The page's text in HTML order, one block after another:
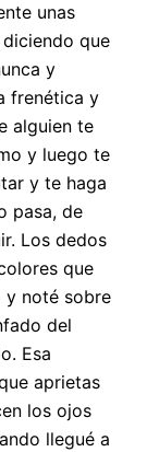
unas
que
y
frenética y
alguien te
y luego te
y te haga
pasa, de
Los dedos
que
y noté sobre
del
Esa
aprietas
los ojos
llegué a